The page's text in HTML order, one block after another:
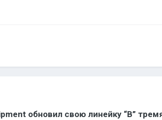
обновил свою линейку “B”